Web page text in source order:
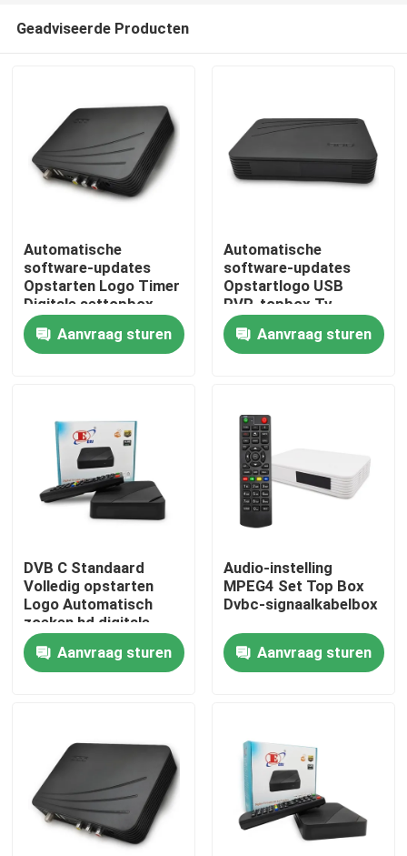
Thuis
VR-show
Over ons
Fabrieksreis
Kwaliteitscontrole
Contacteer ons
Televisie Hoogste Doos
De Vastgestelde Hoogste Doos van DVBC
Geadviseerde Producten
Automatische
software-updates
Opstarten Logo Timer
Digitale settopbox
Digitale tv-settopbox
Aanvraag sturen
Automatische
software-updates
Opstartlogo USB
PVR-topbox Tv
digitale kabelset-
topboxAanvraag sturen
DVB C Standaard
Volledig opstarten
Logo Automatisch
zoeken hd digitale
settopbox Dvb C
Mpeg4 Hd Tv Tuner
Aanvraag sturen
Audio-instelling
MPEG4 Set Top Box
Dvbc-signaalkabelbox
Aanvraag sturen